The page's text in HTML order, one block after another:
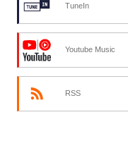
TuneIn
Youtube Music
RSS